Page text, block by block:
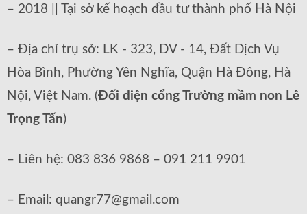
– 2018 || Tại sở kế hoạch đầu tư thành phố Hà Nội
– Địa chỉ trụ sở: LK - 323, DV - 14, Đất Dịch Vụ
Hòa Bình, Phường Yên Nghĩa, Quận Hà Đông, Hà
Nội, Việt Nam. (Đối diện cổng Trường mầm non Lê
Trọng Tấn)
– Liên hệ: 083 836 9868 – 091 211 9901
– Email: quangr77@gmail.com